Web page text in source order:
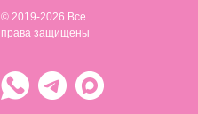
© 2019-2026 Все
права защищены